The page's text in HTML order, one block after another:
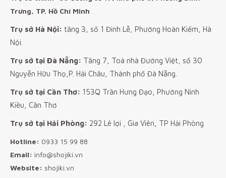
Trưng, TP. Hồ Chí Minh
Trụ sở Hà Nội: tầng 3, số 1 Đinh Lễ, Phường Hoàn Kiếm, Hà
Nội.
Trụ sở tại Đà Nẵng: Tầng 7, Toà nhà Đường Việt, số 30
Nguyễn Hữu Thọ,P. Hải Châu, Thành phố Đà Nẵng.
Trụ sở tại Cần Thơ: 153Q Trần Hưng Đạo, Phường Ninh
Kiều, Cần Thơ
Trụ sở tại Hải Phòng: 292 Lê lợi , Gia Viên, TP Hải Phòng
Hotline: 0933 15 99 88
Email: info@shojiki.vn
Website: shojiki.vn